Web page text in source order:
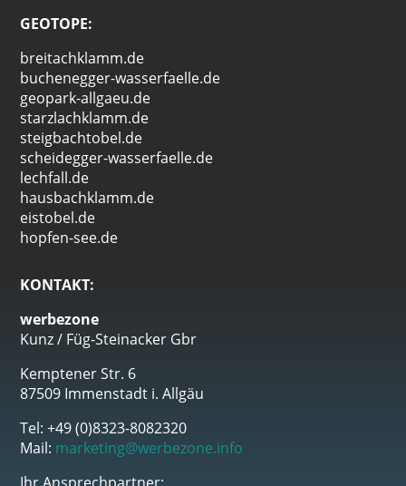
GEOTOPE:
breitachklamm.de
buchenegger-wasserfaelle.de
geopark-allgaeu.de
starzlachklamm.de
steigbachtobel.de
scheidegger-wasserfaelle.de
lechfall.de
hausbachklamm.de
eistobel.de
hopfen-see.de
KONTAKT:
werbezone
Kunz / Füg-Steinacker Gbr
Kemptener Str. 6
87509 Immenstadt i. Allgäu
Tel: +49 (0)8323-8082320
Mail: marketing@werbezone.info